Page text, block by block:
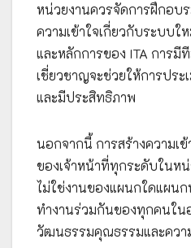
หน่วยงานควรจัดการฝึกอบ
ความเข้าใจเกี่ยวกับระบบใ
และหลักการของ ITA การมี
เชี่ยวชาญจะช่วยให้การประ
และมีประสิทธิภาพ
นอกจากนี้ การสร้างความเ
ของเจ้าหน้าที่ทุกระดับในหน่
ไม่ใช่งานของแผนกใดแผน
ทำงานร่วมกันของทุกคนใน
วัฒนธรรมคุณธรรมและควา